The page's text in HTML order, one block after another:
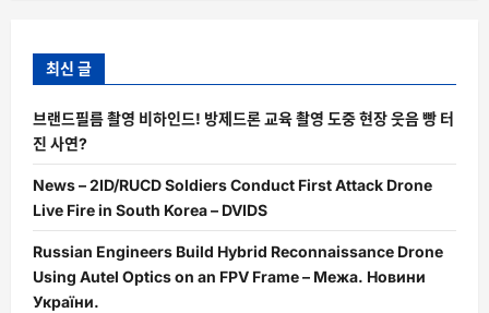
최신 글
브랜드필름 촬영 비하인드! 방제드론 교육 촬영 도중 현장 웃음 빵 터
진 사연?
News – 2ID/RUCD Soldiers Conduct First Attack Drone
Live Fire in South Korea – DVIDS
Russian Engineers Build Hybrid Reconnaissance Drone
Using Autel Optics on an FPV Frame – Межа. Новини
України.